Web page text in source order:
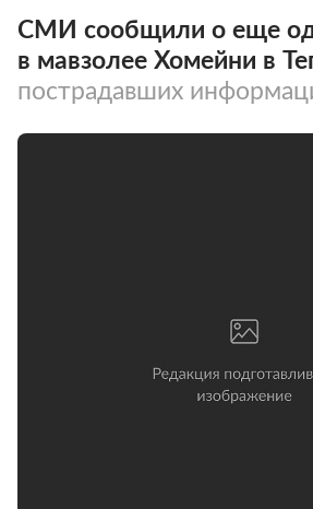
СМИ сообщили о еще
в мавзолее Хомейни в
пострадавших